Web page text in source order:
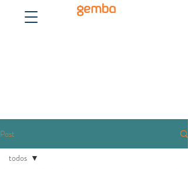
gemba
Post
todos